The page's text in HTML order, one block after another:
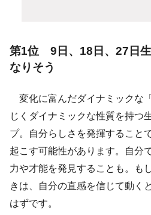
第1位 9日、18日、27日
なりそう
変化に富んだダイナミックな
じくダイナミックな性質を持つ
プ。自分らしさを発揮すること
起こす可能性があります。自分
力や才能を発見することも。も
きは、自分の直感を信じて動く
はずです。